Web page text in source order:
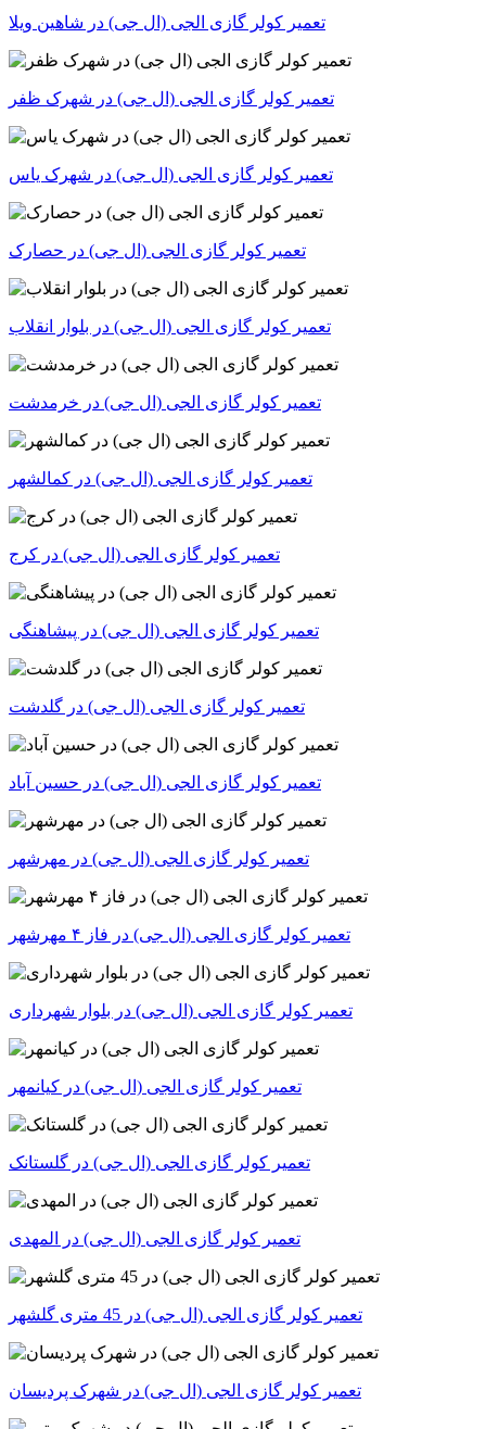
تعمیر کولر گازی الجی (ال جی) در شاهین ویلا
تعمیر کولر گازی الجی (ال جی) در شهرک ظفر
تعمیر کولر گازی الجی (ال جی) در شهرک یاس
تعمیر کولر گازی الجی (ال جی) در حصارک
تعمیر کولر گازی الجی (ال جی) در بلوار انقلاب
تعمیر کولر گازی الجی (ال جی) در خرمدشت
تعمیر کولر گازی الجی (ال جی) در کمالشهر
تعمیر کولر گازی الجی (ال جی) در کرج
تعمیر کولر گازی الجی (ال جی) در پیشاهنگی
تعمیر کولر گازی الجی (ال جی) در گلدشت
تعمیر کولر گازی الجی (ال جی) در حسین آباد
تعمیر کولر گازی الجی (ال جی) در مهرشهر
تعمیر کولر گازی الجی (ال جی) در فاز ۴ مهرشهر
تعمیر کولر گازی الجی (ال جی) در بلوار شهرداری
تعمیر کولر گازی الجی (ال جی) در کیانمهر
تعمیر کولر گازی الجی (ال جی) در گلستانک
تعمیر کولر گازی الجی (ال جی) در المهدی
تعمیر کولر گازی الجی (ال جی) در 45 متری گلشهر
تعمیر کولر گازی الجی (ال جی) در شهرک پردیسان